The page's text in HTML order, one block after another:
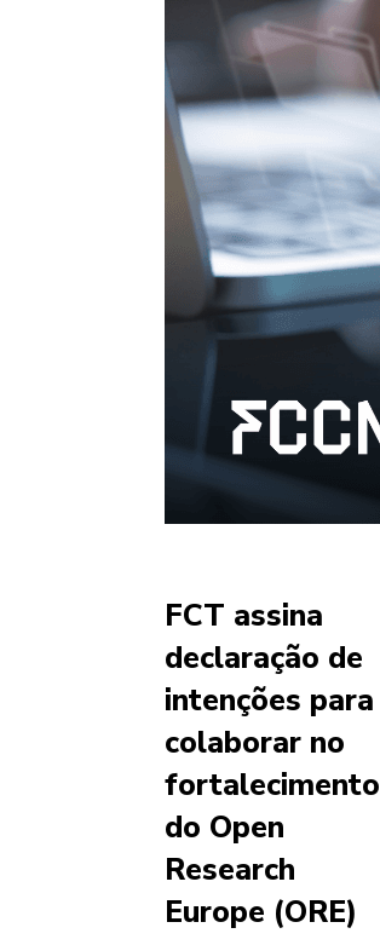
FCT assina
declaração de
intenções para
colaborar no
fortalecimento
do Open
Research
Europe (ORE)